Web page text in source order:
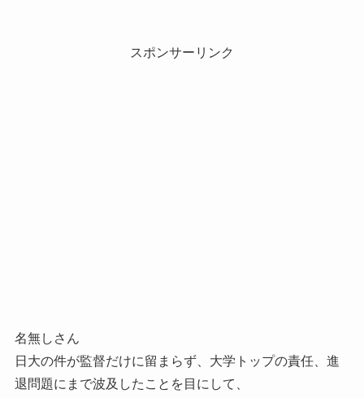
スポンサーリンク
名無しさん
日大の件が監督だけに留まらず、大学トップの責任、進
退問題にまで波及したことを目にして、